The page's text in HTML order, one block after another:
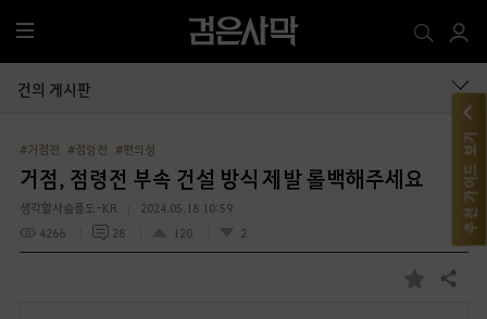
전
체
메
건의 게시판
#거점전 #점령전 #편의성
거점, 점령전 부속 건설 방식 제발 롤백해주세요
생각할사슬플도-KR
2024.05.18 10:59
4266
28 120 2
즐
공유하기
추천 가이드 보기